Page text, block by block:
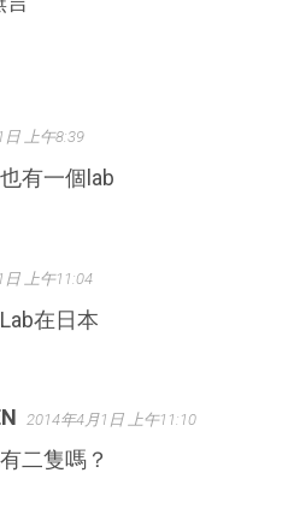
日 上午8:39
有一個lab
上午11:04
在日本
2014年4月1日 上午11:10
二隻嗎？